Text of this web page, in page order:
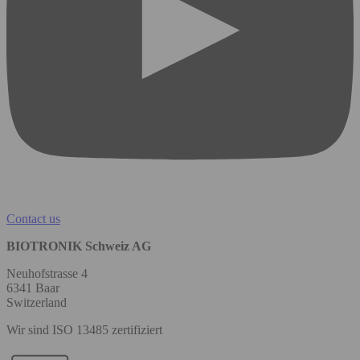
Contact us
BIOTRONIK Schweiz AG
Neuhofstrasse 4
6341 Baar
Switzerland
Wir sind ISO 13485 zertifiziert